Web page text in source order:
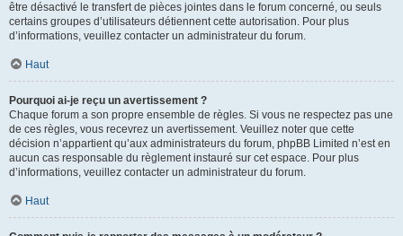
être désactivé le transfert de pièces jointes dans le forum concerné, ou seuls
certains groupes d’utilisateurs détiennent cette autorisation. Pour plus
d’informations, veuillez contacter un administrateur du forum.
Haut
Pourquoi ai-je reçu un avertissement ?
Chaque forum a son propre ensemble de règles. Si vous ne respectez pas une
de ces règles, vous recevrez un avertissement. Veuillez noter que cette
décision n’appartient qu’aux administrateurs du forum, phpBB Limited n’est en
aucun cas responsable du règlement instauré sur cet espace. Pour plus
d’informations, veuillez contacter un administrateur du forum.
Haut